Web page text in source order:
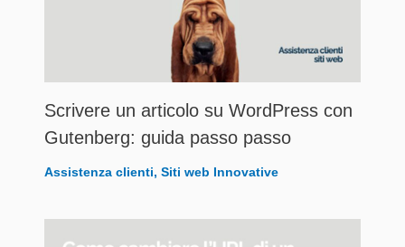
Scrivere un articolo su WordPress con
Gutenberg: guida passo passo
Assistenza clienti, Siti web Innovative